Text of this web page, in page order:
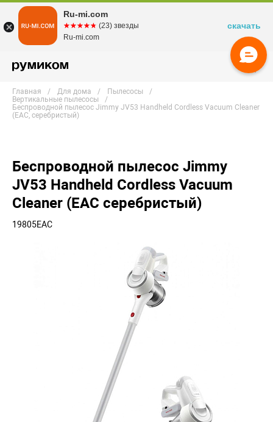
Главная Для дома
Пылесосы
Вертикальные пылесосы
Беспроводной пылесос Jimmy JV53 Handheld Cordless Vacuum Cleaner
(EAC, серебристый)
Беспроводной пылесос Jimmy
JV53 Handheld Cordless Vacuum
Cleaner (EAC серебристый)
19805EAC
Ru-mi.com
☆☆☆☆☆
★★★★★ (23) звезды
Ru-mi.com
скачать